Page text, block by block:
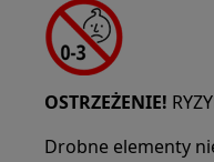
OSTRZEŻENIE!
Drobne elementy